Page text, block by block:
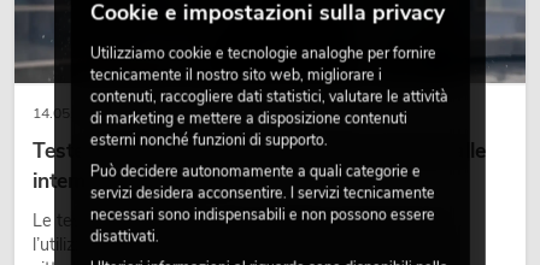
14.05.2026
Teste mobili outdoor: teste mobili resistenti alle
intemperie per eventi
Le teste mobili outdoor sono proiettori motorizzati per
l’utilizzo all’aperto. Vengono impiegate in festival, feste
Cookie e impostazioni sulla privacy
Utilizziamo cookie e tecnologie analoghe per fornire
tecnicamente il nostro sito web, migliorare i
contenuti, raccogliere dati statistici, valutare le attività
di marketing e mettere a disposizione contenuti
esterni nonché funzioni di supporto.
Può decidere autonomamente a quali categorie e
servizi desidera acconsentire. I servizi tecnicamente
necessari sono indispensabili e non possono essere
disattivati.